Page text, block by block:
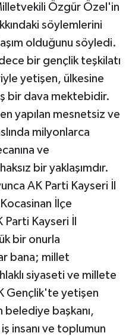
Özgür Özel'in
söylemlerini
olduğunu söyledi.
bir gençlik teşkilatı
yetişen, ülkesine
bir dava mektebidir.
yapılan mesnetsiz ve
milyonlarca
ve
bir yaklaşımdır.
AK Parti Kayseri İl
Kocasinan İlçe
Parti Kayseri İl
bir onurla
bana; millet
siyaseti ve millete
Gençlik'te yetişen
başkanı,
insanı ve toplumun